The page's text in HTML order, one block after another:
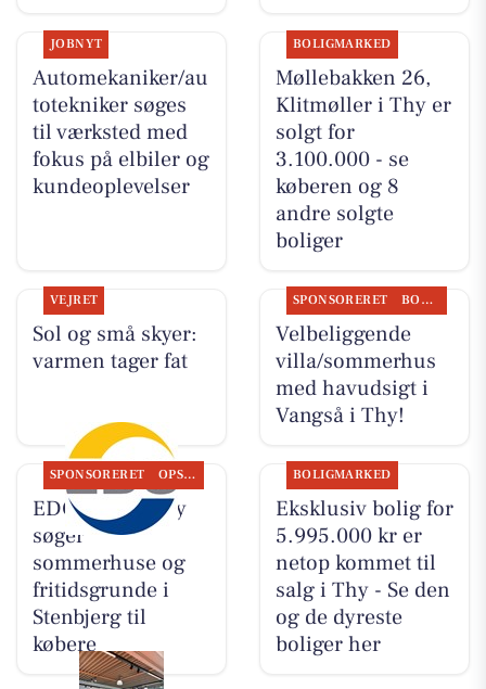
JOBNYT
Automekaniker/au
totekniker søges
til værksted med
fokus på elbiler og
kundeoplevelser
BOLIGMARKED
Møllebakken 26,
Klitmøller i Thy er
solgt for
3.100.000 - se
køberen og 8
andre solgte
boliger
VEJRET
Sol og små skyer:
varmen tager fat
SPONSORERET BOLIGMARKED
Velbeliggende
villa/sommerhus
med havudsigt i
Vangså i Thy!
SPONSORERET OPSLAGSTAVLEN
EDC Hurup Thy
søger
sommerhuse og
fritidsgrunde i
Stenbjerg til
købere
BOLIGMARKED
Eksklusiv bolig for
5.995.000 kr er
netop kommet til
salg i Thy - Se den
og de dyreste
boliger her